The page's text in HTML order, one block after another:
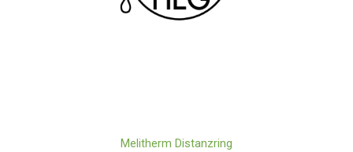
Melitherm Distanzring